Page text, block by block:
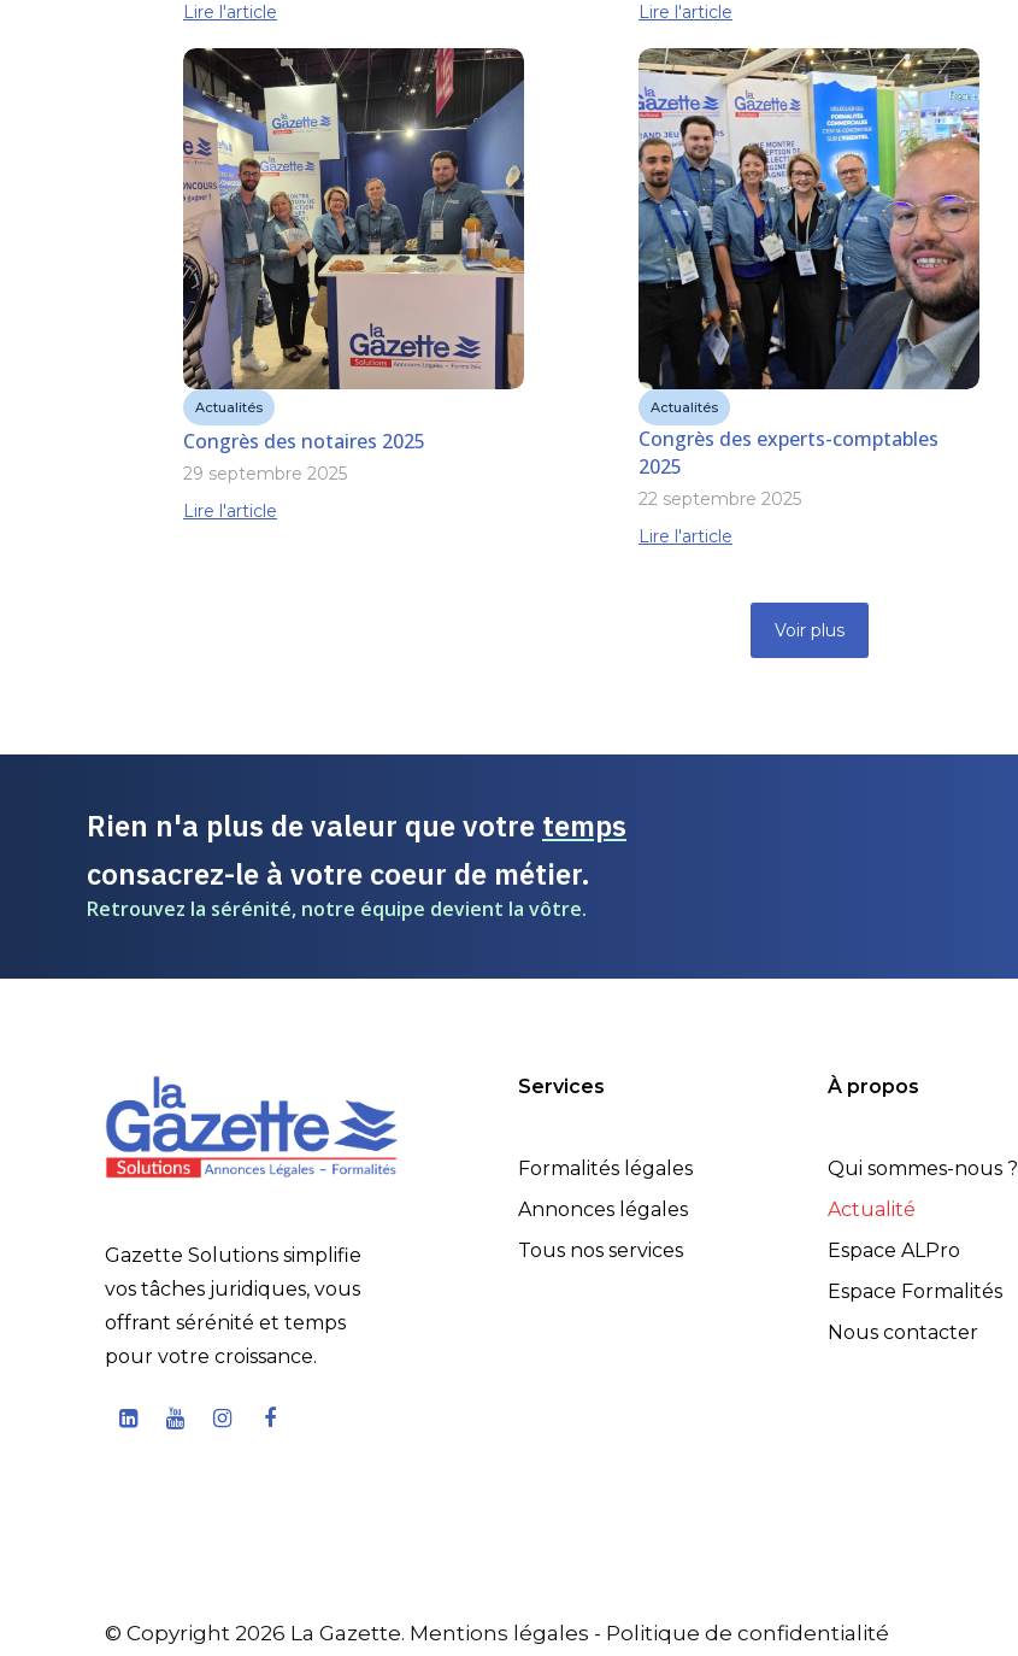
Lire l'article
Lire l'article
Actualités
Congrès des notaires 2025
29 septembre 2025
Lire l'article
Actualités
Congrès des experts-comptables
2025
22 septembre 2025
Lire l'article
Voir plus
Rien n'a plus de valeur que votretemps
consacrez-le à votre coeur de métier.
Retrouvez la sérénité, notre équipe devient la vôtre.
Gazette Solutions simplifie
vos tâches juridiques, vous
offrant sérénité et temps
pour votre croissance.
Services
Formalités légales
Annonces légales
Tous nos services
À propos
Qui sommes-nous ?
Actualité
Espace ALPro
Espace Formalités
Nous contacter
© Copyright 2026 La Gazette. Mentions légales - Politique de confidentialité